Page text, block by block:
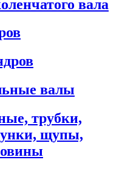
вала
валы
трубки,
щупы,